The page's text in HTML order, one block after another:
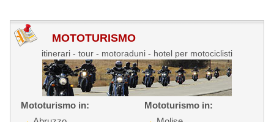
MOTOTURISMO
itinerari - tour - motoraduni - hotel per motociclisti
Mototurismo in:
Mototurismo in: